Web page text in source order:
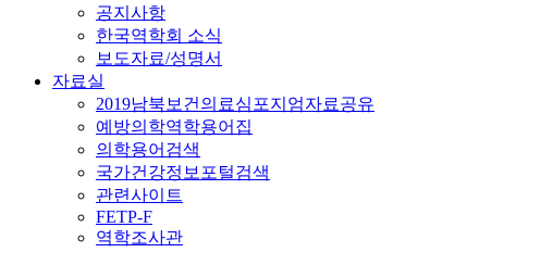
공지사항
한국역학회 소식
보도자료/성명서
자료실
2019남북보건의료심포지엄자료공유
예방의학역학용어집
의학용어검색
국가건강정보포털검색
관련사이트
FETP-F
역학조사관